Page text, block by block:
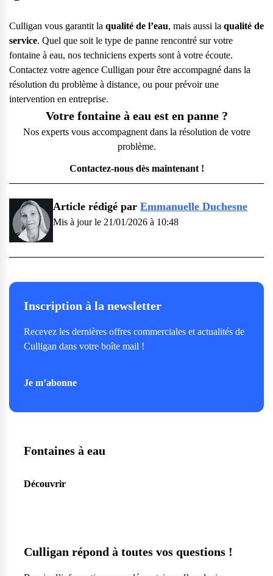
Culligan vous garantit la qualité de l’eau, mais aussi la qualité de
service. Quel que soit le type de panne rencontré sur votre
fontaine à eau, nos techniciens experts sont à votre écoute.
Contactez votre agence Culligan pour être accompagné dans la
résolution du problème à distance, ou pour prévoir une
intervention en entreprise.
Votre fontaine à eau est en panne ?
Nos experts vous accompagnent dans la résolution de votre
problème.
Contactez-nous dès maintenant !
Article rédigé par Emmanuelle Duchesne
Mis à jour le 21/01/2026 à 10:48
Inscription à la newsletter
Recevez les dernières offres commerciales et actualités de
Culligan dans votre boîte mail !
Je m’abonne
Fontaines à eau
Découvrir
Culligan répond à toutes vos questions !